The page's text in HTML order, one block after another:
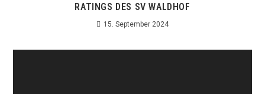
RATINGS DES SV WALDHOF
15. September 2024